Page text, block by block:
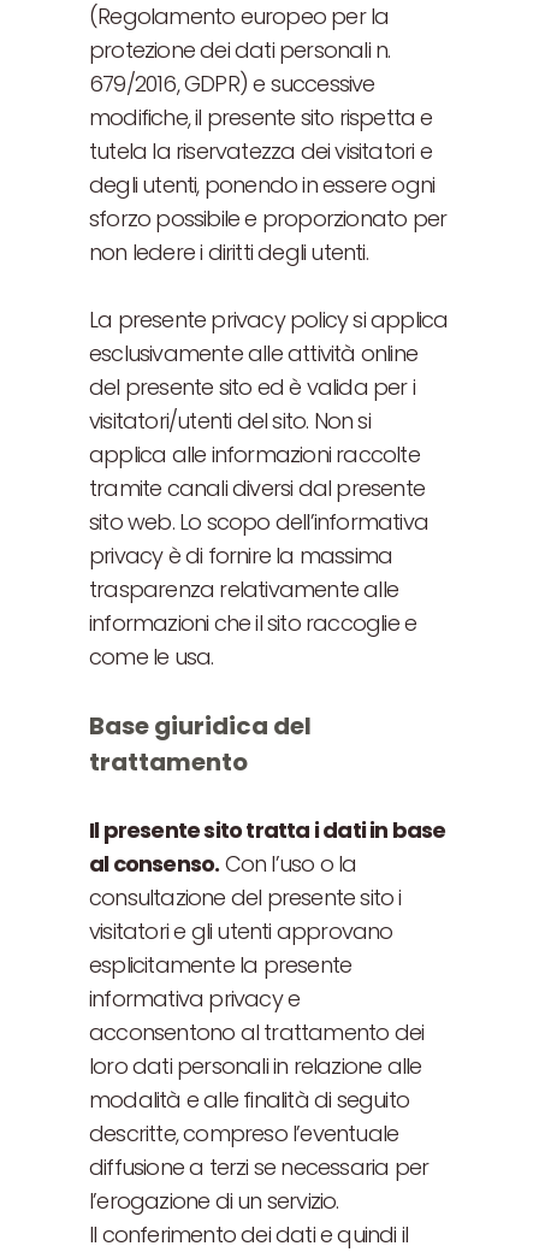
(Regolamento europeo per la
protezione dei dati personali n.
679/2016, GDPR) e successive
modifiche, il presente sito rispetta e
tutela la riservatezza dei visitatori e
degli utenti, ponendo in essere ogni
sforzo possibile e proporzionato per
non ledere i diritti degli utenti.
La presente privacy policy si applica
esclusivamente alle attività online
del presente sito ed è valida per i
visitatori/utenti del sito. Non si
applica alle informazioni raccolte
tramite canali diversi dal presente
sito web. Lo scopo dell’informativa
privacy è di fornire la massima
trasparenza relativamente alle
informazioni che il sito raccoglie e
come le usa.
Base giuridica del
trattamento
Il presente sito tratta i dati in base
al consenso. Con l’uso o la
consultazione del presente sito i
visitatori e gli utenti approvano
esplicitamente la presente
informativa privacy e
acconsentono al trattamento dei
loro dati personali in relazione alle
modalità e alle finalità di seguito
descritte, compreso l’eventuale
diffusione a terzi se necessaria per
l’erogazione di un servizio.
Il conferimento dei dati e quindi il